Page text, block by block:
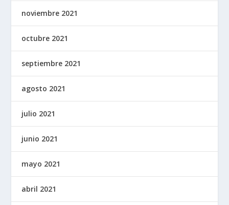
noviembre 2021
octubre 2021
septiembre 2021
agosto 2021
julio 2021
junio 2021
mayo 2021
abril 2021